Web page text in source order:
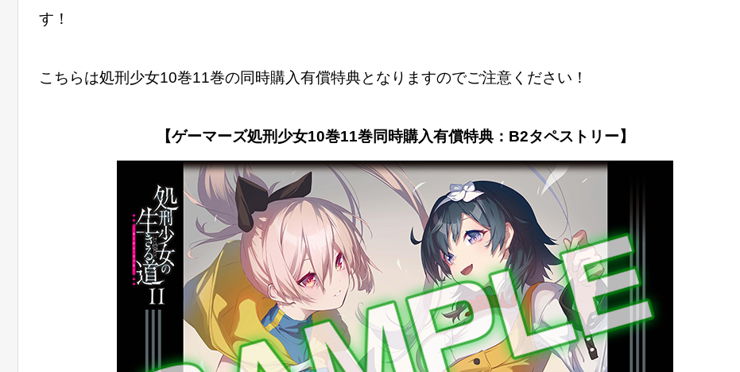
す！
こちらは処刑少女10巻11巻の同時購入有償特典となりますのでご注意ください！
【ゲーマーズ処刑少女10巻11巻同時購入有償特典：B2タペストリー】